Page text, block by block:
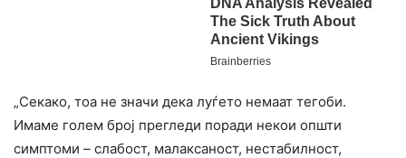
„Секако, тоа не значи дека луѓето немаат тегоби.
Имаме голем број прегледи поради некои општи
симптоми – слабост, малаксаност, нестабилност,